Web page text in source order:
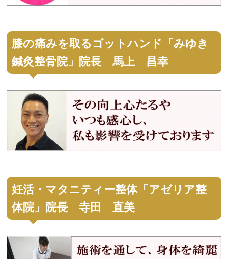
膝の痛みを取るゴットハンド「みゆき
鍼灸整骨院」院長 馬上 昌幸
妊活・マタニティー整体「アゼリア整
体院」院長 寺田 直美